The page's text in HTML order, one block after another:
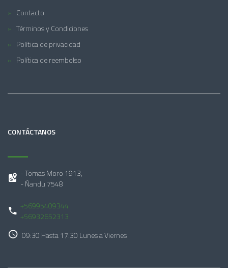
Contacto
Términos y Condiciones
Política de privacidad
Política de reembolso
CONTÁCTANOS
- Tomas Moro 1913,
- Ñandu 7548
+56995409344
+56932652313
09:30 Hasta 17:30 Lunes a Viernes